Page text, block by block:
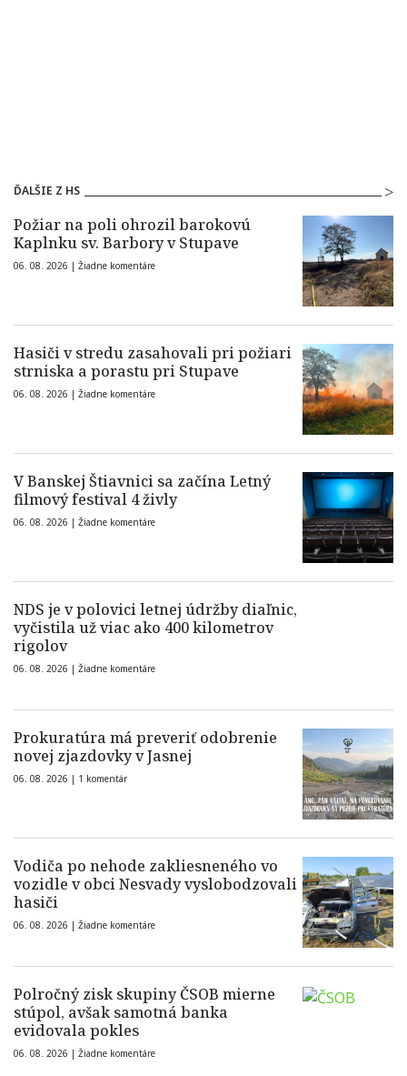
ĎALŠIE Z HS
Požiar na poli ohrozil barokovú
Kaplnku sv. Barbory v Stupave
06. 08. 2026 | Žiadne komentáre
Hasiči v stredu zasahovali pri požiari
strniska a porastu pri Stupave
06. 08. 2026 | Žiadne komentáre
V Banskej Štiavnici sa začína Letný
filmový festival 4 živly
06. 08. 2026 | Žiadne komentáre
NDS je v polovici letnej údržby diaľnic,
vyčistila už viac ako 400 kilometrov
rigolov
06. 08. 2026 | Žiadne komentáre
Prokuratúra má preveriť odobrenie
novej zjazdovky v Jasnej
06. 08. 2026 | 1 komentár
Vodiča po nehode zakliesneného vo
vozidle v obci Nesvady vyslobodzovali
hasiči
06. 08. 2026 | Žiadne komentáre
Polročný zisk skupiny ČSOB mierne
stúpol, avšak samotná banka
evidovala pokles
06. 08. 2026 | Žiadne komentáre